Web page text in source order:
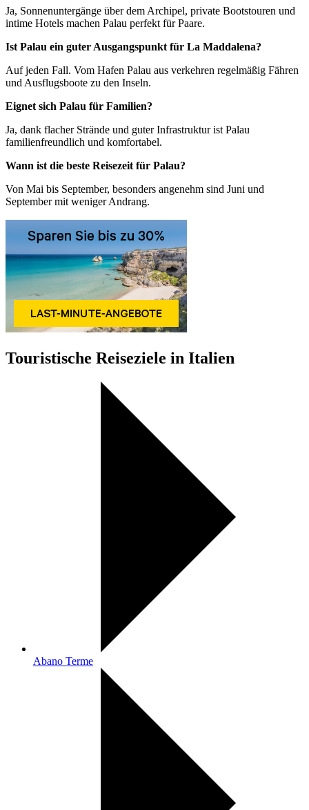
Ja, Sonnenuntergänge über dem Archipel, private Bootstouren und
intime Hotels machen Palau perfekt für Paare.
Ist Palau ein guter Ausgangspunkt für La Maddalena?
Auf jeden Fall. Vom Hafen Palau aus verkehren regelmäßig Fähren
und Ausflugsboote zu den Inseln.
Eignet sich Palau für Familien?
Ja, dank flacher Strände und guter Infrastruktur ist Palau
familienfreundlich und komfortabel.
Wann ist die beste Reisezeit für Palau?
Von Mai bis September, besonders angenehm sind Juni und
September mit weniger Andrang.
Touristische Reiseziele in Italien
Abano Terme